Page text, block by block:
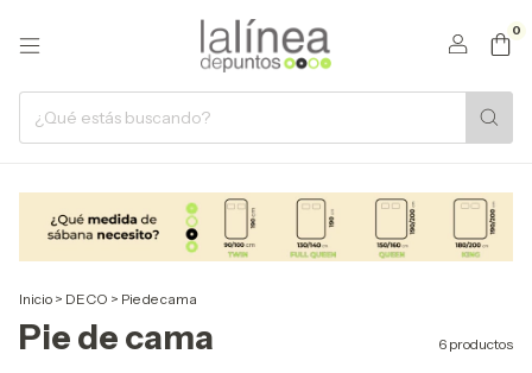
0
Inicio > DECO > Pie de cama
Pie de cama 6 productos